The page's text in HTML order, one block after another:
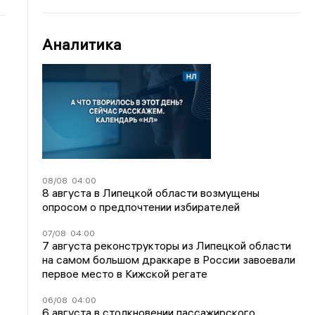
Аналитика
08/08 04:00
8 августа в Липецкой области возмущены
опросом о предпочтении избирателей
07/08 04:00
7 августа реконструкторы из Липецкой области
на самом большом драккаре в России завоевали
первое место в Кижской регате
06/08 04:00
6 августа в столкновении пассажирского